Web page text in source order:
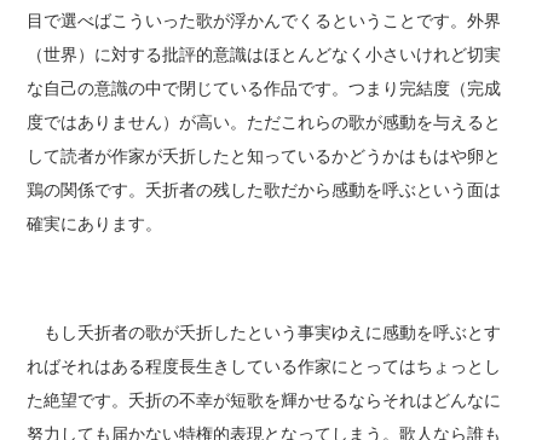
目で選べばこういった歌が浮かんでくるということです。外界
（世界）に対する批評的意識はほとんどなく小さいけれど切実
な自己の意識の中で閉じている作品です。つまり完結度（完成
度ではありません）が高い。ただこれらの歌が感動を与えると
して読者が作家が夭折したと知っているかどうかはもはや卵と
鶏の関係です。夭折者の残した歌だから感動を呼ぶという面は
確実にあります。
もし夭折者の歌が夭折したという事実ゆえに感動を呼ぶとす
ればそれはある程度長生きしている作家にとってはちょっとし
た絶望です。夭折の不幸が短歌を輝かせるならそれはどんなに
努力しても届かない特権的表現となってしまう。歌人なら誰も